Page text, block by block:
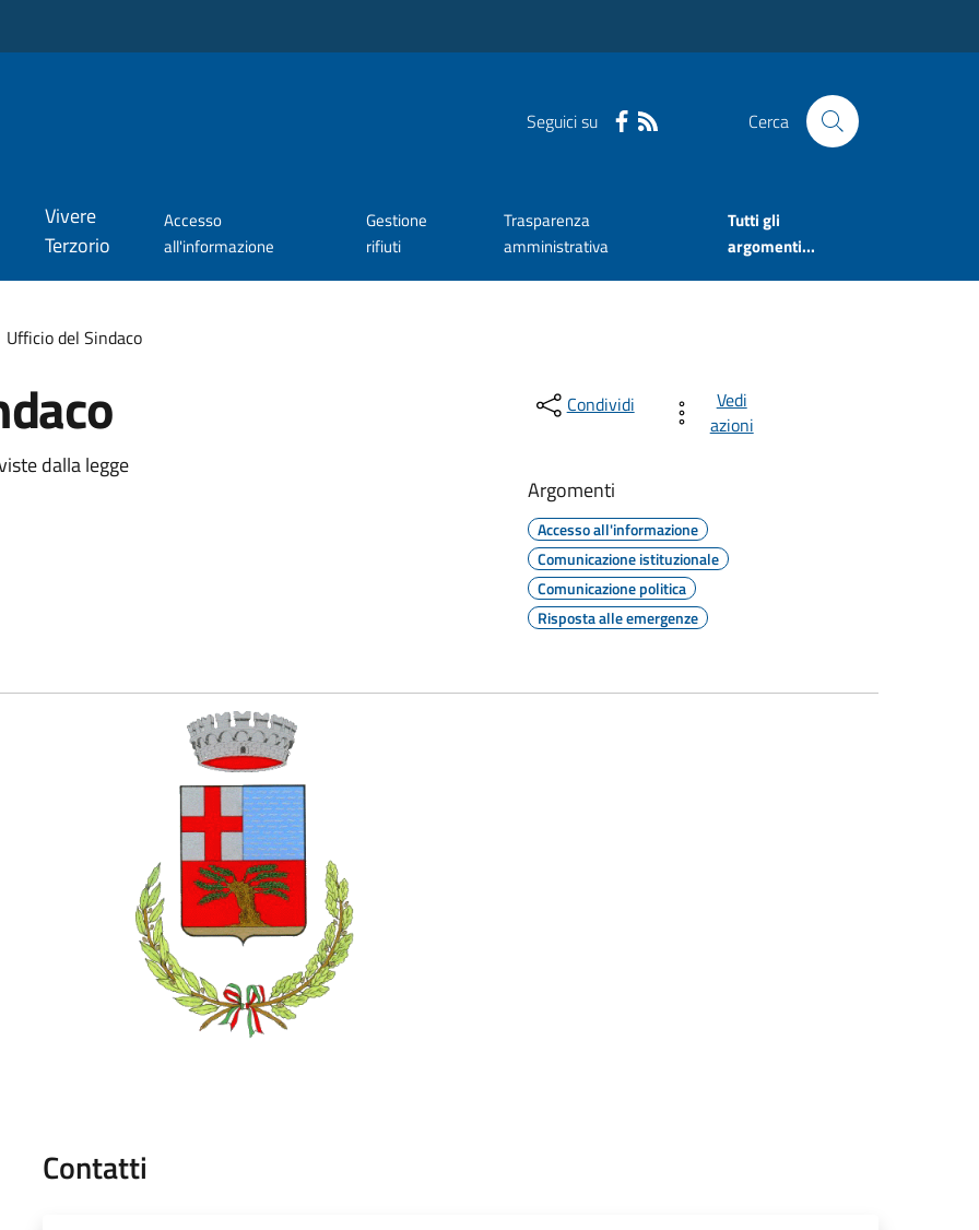
Seguici su Cerca
Vivere
Terzorio
Accesso
all'informazione
Gestione
rifiuti
Trasparenza
amministrativa
Tutti gli
argomenti...
Ufficio del Sindaco
dalla legge
Condividi
Vedi
azioni
Argomenti
Accesso all'informazione
Comunicazione istituzionale
Comunicazione politica
Risposta alle emergenze
Contatti